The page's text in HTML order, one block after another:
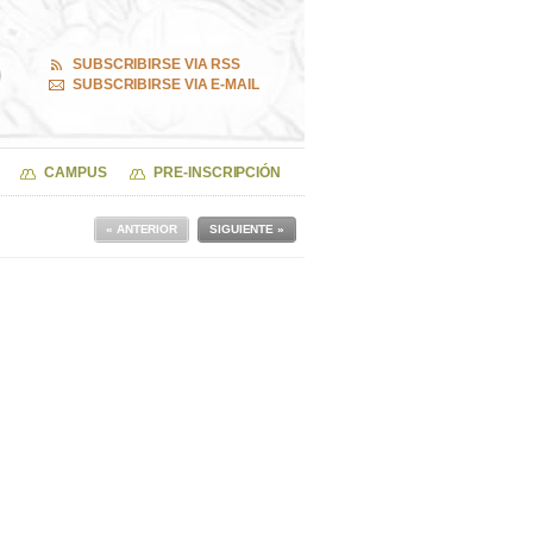
SUBSCRIBIRSE VIA RSS
SUBSCRIBIRSE VIA E-MAIL
CAMPUS PRE-INSCRIPCIÓN
SIGUIENTE »
« ANTERIOR